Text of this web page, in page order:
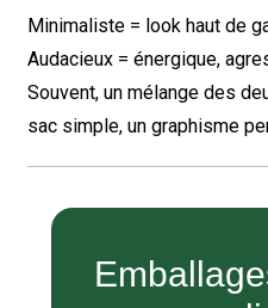
Minimaliste = look haut de
Audacieux = énergique,
Souvent, un mélange des
sac simple, un graphisme